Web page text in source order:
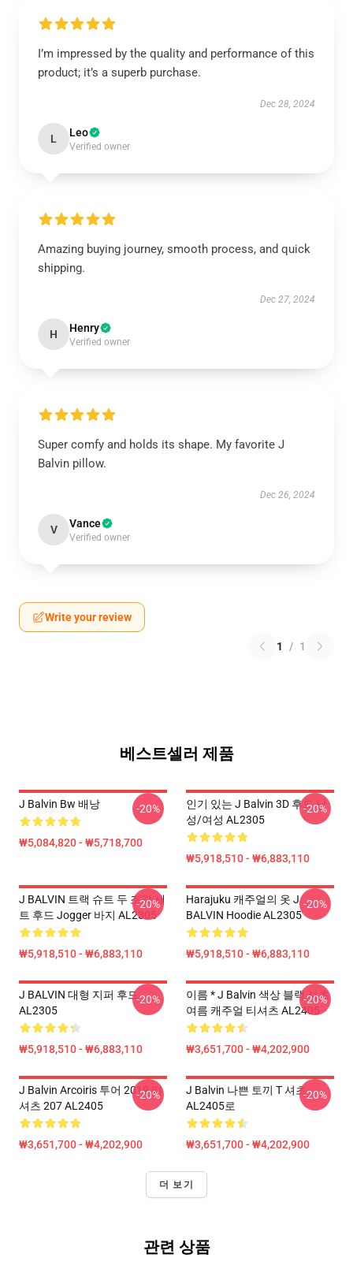
I’m impressed by the quality and performance of this
product; it’s a superb purchase.
Dec 28, 2024
L Leo
Verified owner
Amazing buying journey, smooth process, and quick
shipping.
Dec 27, 2024
H Henry
Verified owner
Super comfy and holds its shape. My favorite J
Balvin pillow.
Dec 26, 2024
V Vance
Verified owner
Write your review
1 / 1
베스트셀러 제품
J Balvin Bw 배낭
₩5,084,820 - ₩5,718,700
-20%
인기 있는 J Balvin 3D 후드 남
성/여성 AL2305
₩5,918,510 - ₩6,883,110
-20%
J BALVIN 트랙 슈트 두 조각 세
트 후드 Jogger 바지 AL2305
₩5,918,510 - ₩6,883,110
-20%
Harajuku 캐주얼의 옷 J
BALVIN Hoodie AL2305
₩5,918,510 - ₩6,883,110
-20%
J BALVIN 대형 지퍼 후드
AL2305
₩5,918,510 - ₩6,883,110
-20%
이름 * J Balvin 색상 블랙 셔츠
여름 캐주얼 티셔츠 AL2405
₩3,651,700 - ₩4,202,900
-20%
J Balvin Arcoiris 투어 2019 티
셔츠 207 AL2405
₩3,651,700 - ₩4,202,900
-20%
J Balvin 나쁜 토끼 T 셔츠
AL2405로
₩3,651,700 - ₩4,202,900
-20%
더 보기
관련 상품